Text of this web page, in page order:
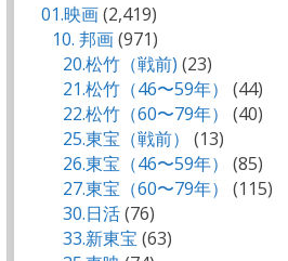
01.映画(2,419)
10. 邦画(971)
20.松竹（戦前) (23)
21.松竹（46〜59年）
(44)
22.松竹（60〜79年）
(40)
25.東宝（戦前）
(13)
26.東宝（46〜59年）
(85)
27.東宝（60〜79年）
(115)
30.日活(76)
33.新東宝 (63)